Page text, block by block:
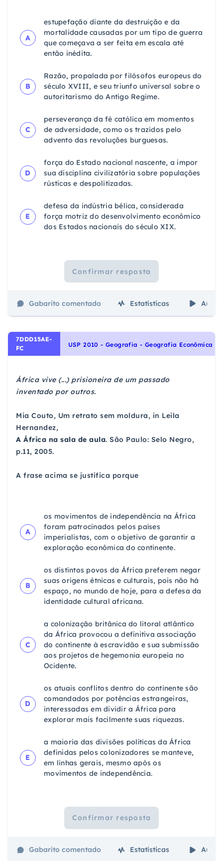
A
estupefação diante da destruição e da
mortalidade causadas por um tipo de guerra
que começava a ser feita em escala até
então inédita.
B
Razão, propalada por filósofos europeus do
século XVIII, e seu triunfo universal sobre o
autoritarismo do Antigo Regime.
C
perseverança da fé católica em momentos
de adversidade, como os trazidos pelo
advento das revoluções burguesas.
D
força do Estado nacional nascente, a impor
sua disciplina civilizatória sobre populações
rústicas e despolitizadas.
E
defesa da indústria bélica, considerada
força motriz do desenvolvimento econômico
dos Estados nacionais do século XIX.
Confirmar resposta
Gabarito comentado Estatísticas Aulas
7DDD15AE-
FC
USP 2010 - Geografia - Geografia Econômica
África vive (...) prisioneira de um passado
inventado por outros.
Mia Couto, Um retrato sem moldura, in Leila
Hernandez,
A África na sala de aula. São Paulo: Selo Negro,
p.11, 2005.
A frase acima se justifica porque
A
os movimentos de independência na África
foram patrocinados pelos países
imperialistas, com o objetivo de garantir a
exploração econômica do continente.
B
os distintos povos da África preferem negar
suas origens étnicas e culturais, pois não há
espaço, no mundo de hoje, para a defesa da
identidade cultural africana.
C
a colonização britânica do litoral atlântico
da África provocou a definitiva associação
do continente à escravidão e sua submissão
aos projetos de hegemonia europeia no
Ocidente.
D
os atuais conflitos dentro do continente são
comandados por potências estrangeiras,
interessadas em dividir a África para
explorar mais facilmente suas riquezas.
E
a maioria das divisões políticas da África
definidas pelos colonizadores se manteve,
em linhas gerais, mesmo após os
movimentos de independência.
Confirmar resposta
Gabarito comentado Estatísticas Aulas